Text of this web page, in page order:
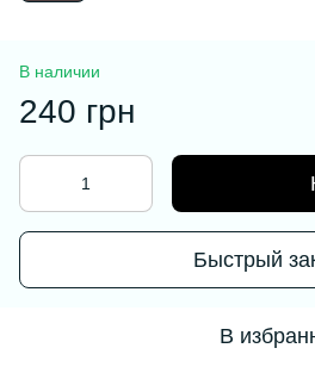
В наличии
240 грн
Быстрый
В